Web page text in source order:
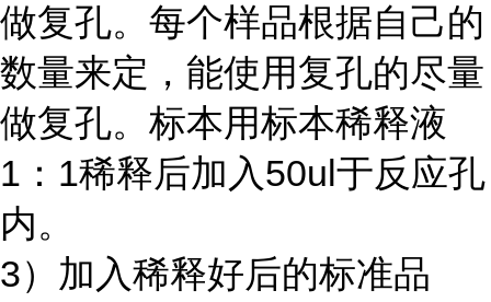
做复孔。每个样品根据自己的
数量来定，能使用复孔的尽量
做复孔。标本用标本稀释液
1：1稀释后加入50ul于反应孔
内。
3）加入稀释好后的标准品